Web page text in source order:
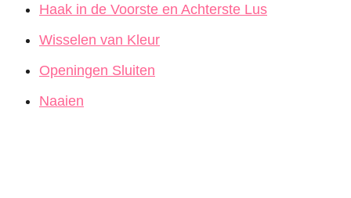
Haak in de Voorste en Achterste Lus
Wisselen van Kleur
Openingen Sluiten
Naaien